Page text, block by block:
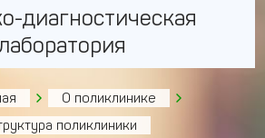
диагностическая
О поликлинике
поликлиники